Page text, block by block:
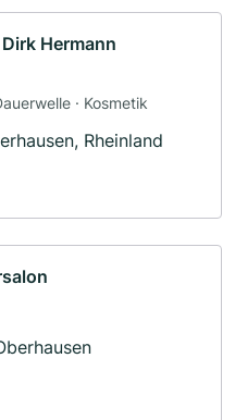
Hermann
· Kosmetik
Rheinland